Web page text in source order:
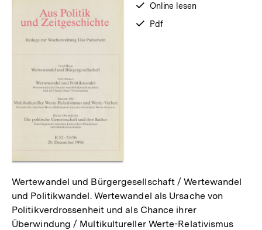
verfügbar
Online lesen
verfügbar
Pdf
Wertewandel und Bürgergesellschaft / Wertewandel
und Politikwandel. Wertewandel als Ursache von
Politikverdrossenheit und als Chance ihrer
Überwindung / Multikultureller Werte-Relativismus